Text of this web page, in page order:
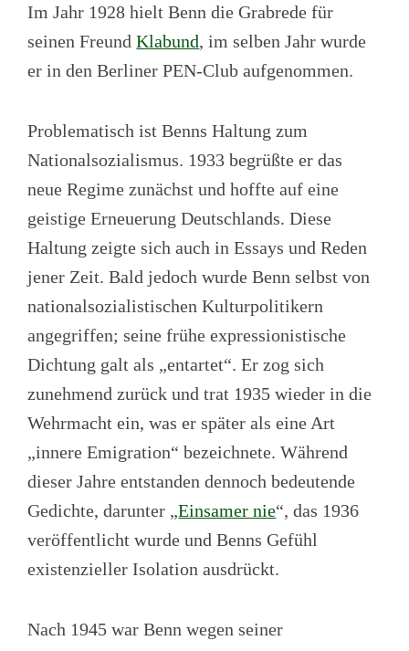
Im Jahr 1928 hielt Benn die Grabrede für
seinen FreundKlabund, im selben Jahr wurde
er in den Berliner PEN-Club aufgenommen.
Problematisch ist Benns Haltung zum
Nationalsozialismus. 1933 begrüßte er das
neue Regime zunächst und hoffte auf eine
geistige Erneuerung Deutschlands. Diese
Haltung zeigte sich auch in Essays und Reden
jener Zeit. Bald jedoch wurde Benn selbst von
nationalsozialistischen Kulturpolitikern
angegriffen; seine frühe expressionistische
Dichtung galt als „entartet“. Er zog sich
zunehmend zurück und trat 1935 wieder in die
Wehrmacht ein, was er später als eine Art
„innere Emigration“ bezeichnete. Während
dieser Jahre entstanden dennoch bedeutende
Gedichte, darunter „Einsamer nie“, das 1936
veröffentlicht wurde und Benns Gefühl
existenzieller Isolation ausdrückt.
Nach 1945 war Benn wegen seiner